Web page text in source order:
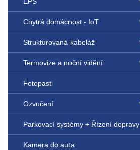
Chytrá domácnost - IoT
Strukturovaná kabeláž
Termovize a noční vidění
Fotopasti
Ozvučení
Parkovací systémy + Řízení dopravy
Kamera do auta